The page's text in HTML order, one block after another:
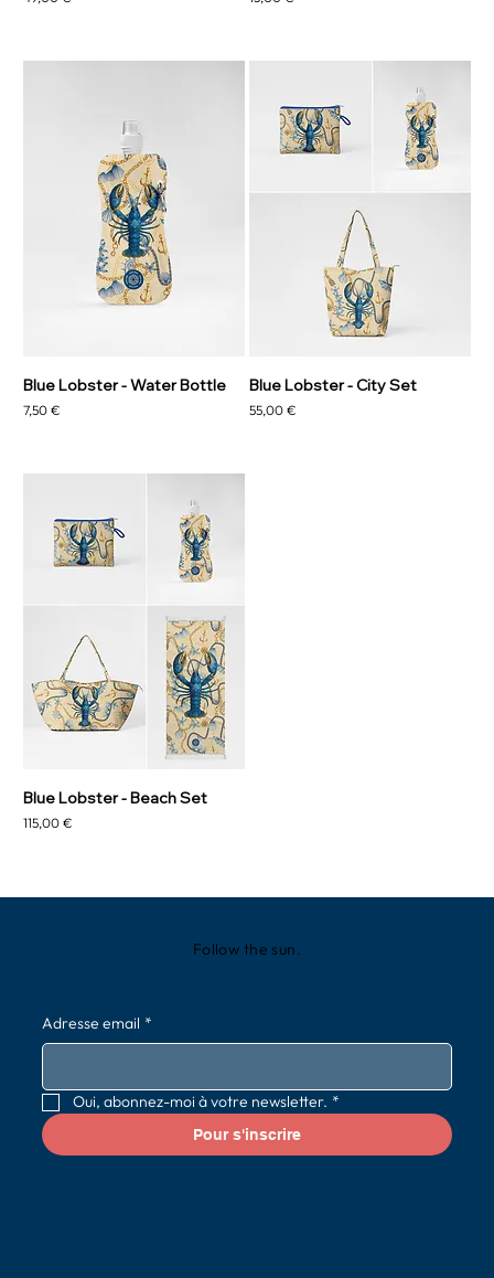
Blue Lobster - Water Bottle
Prix
7,50 €
Blue Lobster - City Set
Prix
55,00 €
Blue Lobster - Beach Set
Prix
115,00 €
Follow the sun.
Adresse email *
Oui, abonnez-moi à votre newsletter. *
Pour s'inscrire